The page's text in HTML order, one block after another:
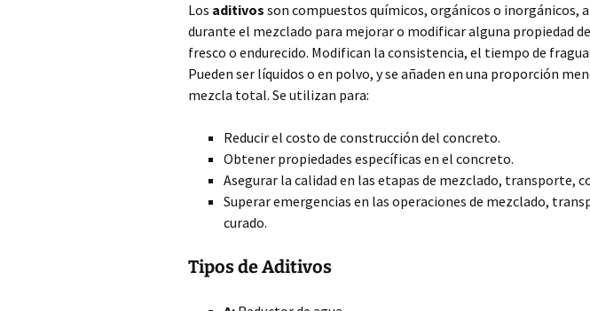
Los aditivos son compuestos químicos, orgánicos o inorgánicos,
durante el mezclado para mejorar o modificar alguna propiedad
fresco o endurecido. Modifican la consistencia, el tiempo de
Pueden ser líquidos o en polvo, y se añaden en una proporción
mezcla total. Se utilizan para:
Reducir el costo de construcción del concreto.
Obtener propiedades específicas en el concreto.
Asegurar la calidad en las etapas de mezclado, transporte,
Superar emergencias en las operaciones de mezclado,
curado.
Tipos de Aditivos